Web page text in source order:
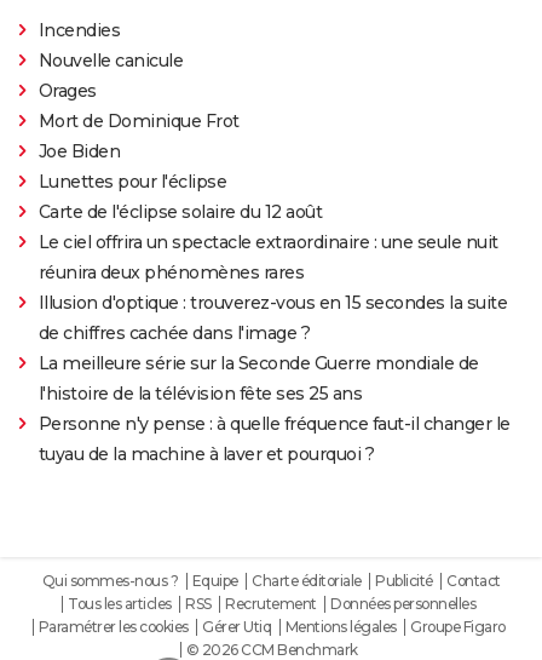
Incendies
Nouvelle canicule
Orages
Mort de Dominique Frot
Joe Biden
Lunettes pour l'éclipse
Carte de l'éclipse solaire du 12 août
Le ciel offrira un spectacle extraordinaire : une seule nuit
réunira deux phénomènes rares
Illusion d'optique : trouverez-vous en 15 secondes la suite
de chiffres cachée dans l'image ?
La meilleure série sur la Seconde Guerre mondiale de
l'histoire de la télévision fête ses 25 ans
Personne n'y pense : à quelle fréquence faut-il changer le
tuyau de la machine à laver et pourquoi ?
Qui sommes-nous ? Equipe Charte éditoriale Publicité
Contact
Tous les articles
RSS Recrutement
Données personnelles
Paramétrer les cookies
Gérer Utiq Mentions légales
Groupe Figaro
© 2026 CCM Benchmark